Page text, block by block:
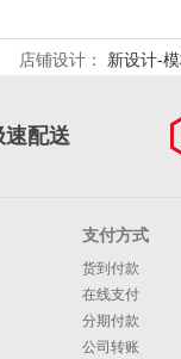
店铺设计： 新设计-
速配送
支付方式
货到付款
在线支付
分期付款
公司转账